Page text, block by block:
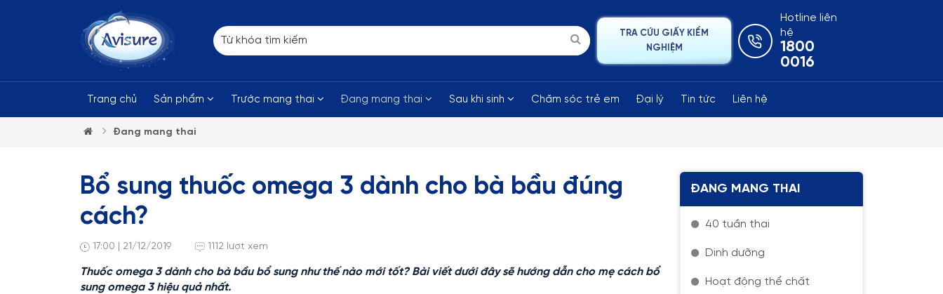
Hotline liên
hệ
1800
0016
TRA CỨU GIẤY KIỂM
NGHIỆM
Trang chủ Sản phẩm Trước mang thai Đang mang thai Sau khi sinh Chăm sóc trẻ em Đại lý Tin tức Liên hệ
Đang mang thai
Bổ sung thuốc omega 3 dành cho bà bầu đúng
cách?
17:00 | 21/12/2019 1112 lượt xem
Thuốc omega 3 dành cho bà bầu bổ sung như thế nào mới tốt? Bài viết dưới đây sẽ hướng dẫn cho mẹ cách bổ
sung omega 3 hiệu quả nhất.
ĐANG MANG THAI
40 tuần thai
Dinh dưỡng
Hoạt động thể chất